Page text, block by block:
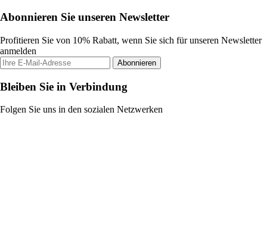
Abonnieren Sie unseren Newsletter
Profitieren Sie von 10% Rabatt, wenn Sie sich für unseren Newsletter
anmelden
Abonnieren
Bleiben Sie in Verbindung
Folgen Sie uns in den sozialen Netzwerken